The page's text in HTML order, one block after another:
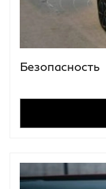
Безопасность